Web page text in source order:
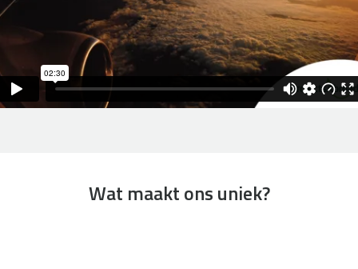
Wat maakt ons uniek?